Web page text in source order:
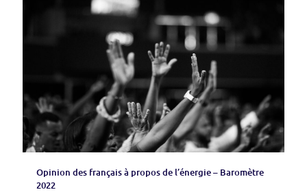
Opinion des français à propos de l’énergie – Baromètre
2022